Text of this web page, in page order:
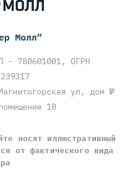
Молл”
- 780601001, ОГРН
ул, дом №
10
носят иллюстративный
от фактического вида